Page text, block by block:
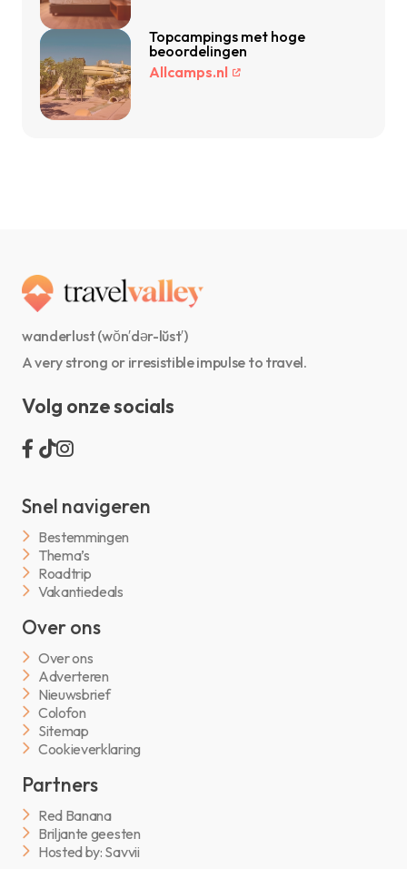
Topcampings met hoge
beoordelingen
Allcamps.nl
wanderlust (wŏn′dər-lŭst′)
A very strong or irresistible impulse to travel.
Volg onze socials
Snel navigeren
Bestemmingen
Thema’s
Roadtrip
Vakantiedeals
Over ons
Over ons
Adverteren
Nieuwsbrief
Colofon
Sitemap
Cookieverklaring
Partners
Red Banana
Briljante geesten
Hosted by: Savvii